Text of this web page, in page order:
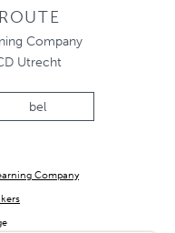
Company
Utrecht
bel
Company